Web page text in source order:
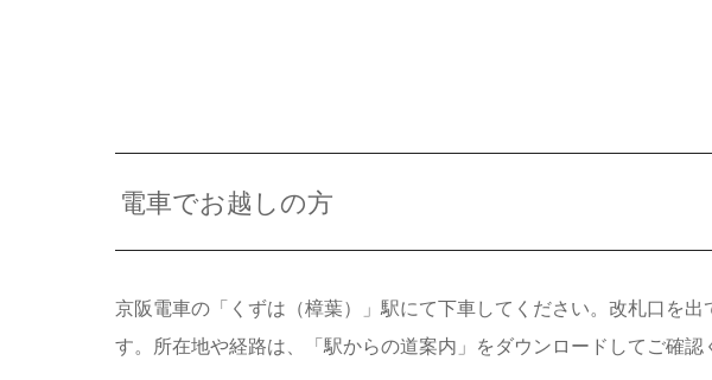
電車でお越しの方
京阪電車の「くずは（樟葉）」駅にて下車してください。改札口を
す。所在地や経路は、「駅からの道案内」をダウンロードしてご確